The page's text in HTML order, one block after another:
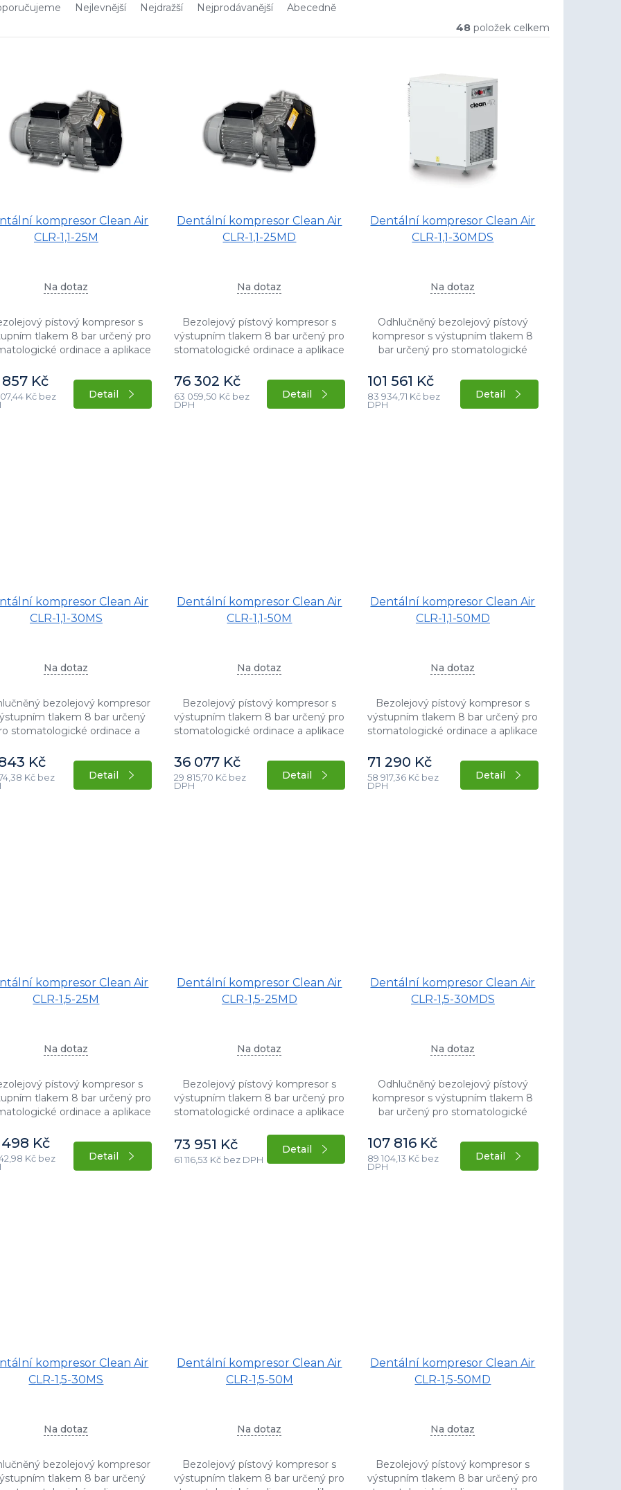
Nejlevnější Nejdražší Nejprodávanější
Abecedně
48 položek celkem
kompresor Clean Air
CLR-1,1-25M
Na dotaz
pístový kompresor s
tlakem 8 bar určený pro
ordinace a aplikace
provedení s příkonem
motoru 1,1...
Kč
Kč bez Detail
Dentální kompresor Clean Air
CLR-1,1-25MD
Na dotaz
Bezolejový pístový kompresor s
výstupním tlakem 8 bar určený pro
stomatologické ordinace a aplikace
Stacionární provedení s příkonem
motoru 1,1...
76 302 Kč
63 059,50 Kč bez
DPH
Detail
Dentální kompresor Clean Air
CLR-1,1-30MDS
Na dotaz
Odhlučněný bezolejový pístový
kompresor s výstupním tlakem 8
bar určený pro stomatologické
bezolejového vzduchu. Stacionární
provedení s příkonem...
101 561 Kč
83 934,71 Kč bez
DPH
Detail
kompresor Clean Air
CLR-1,1-30MS
Na dotaz
bezolejový kompresor
tlakem 8 bar určený
stomatologické ordinace a
Stacionární provedení s
příkonem motoru...
Kč
Kč bez Detail
Dentální kompresor Clean Air
CLR-1,1-50M
Na dotaz
Bezolejový pístový kompresor s
výstupním tlakem 8 bar určený pro
stomatologické ordinace a aplikace
Stacionární provedení s příkonem
motoru 1,1...
36 077 Kč
29 815,70 Kč bez
DPH
Detail
Dentální kompresor Clean Air
CLR-1,1-50MD
Na dotaz
Bezolejový pístový kompresor s
výstupním tlakem 8 bar určený pro
stomatologické ordinace a aplikace
Stacionární provedení s příkonem
motoru 1,1...
71 290 Kč
58 917,36 Kč bez
DPH
Detail
kompresor Clean Air
CLR-1,5-25M
Na dotaz
pístový kompresor s
tlakem 8 bar určený pro
ordinace a aplikace
provedení s příkonem
motoru 1,5...
Kč
Kč bez Detail
Dentální kompresor Clean Air
CLR-1,5-25MD
Na dotaz
Bezolejový pístový kompresor s
výstupním tlakem 8 bar určený pro
stomatologické ordinace a aplikace
Stacionární provedení s příkonem
motoru 1,5...
73 951 Kč
61 116,53 Kč bez DPH
Detail
Dentální kompresor Clean Air
CLR-1,5-30MDS
Na dotaz
Odhlučněný bezolejový pístový
kompresor s výstupním tlakem 8
bar určený pro stomatologické
bezolejového vzduchu. Stacionární
provedení s příkonem...
107 816 Kč
89 104,13 Kč bez
DPH
Detail
kompresor Clean Air
CLR-1,5-30MS
Na dotaz
bezolejový kompresor
tlakem 8 bar určený
Dentální kompresor Clean Air
CLR-1,5-50M
Na dotaz
Bezolejový pístový kompresor s
výstupním tlakem 8 bar určený pro
Dentální kompresor Clean Air
CLR-1,5-50MD
Na dotaz
Bezolejový pístový kompresor s
výstupním tlakem 8 bar určený pro